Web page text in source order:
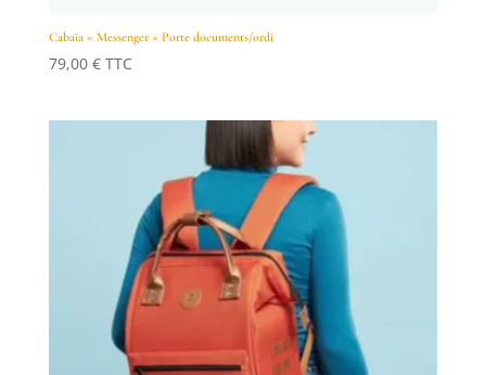
Cabaïa « Messenger » Porte documents/ordi
79,00 € TTC